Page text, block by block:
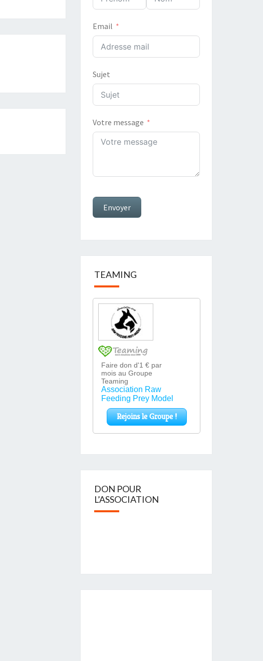
Email
Sujet
Votre message
Envoyer
TEAMING
DON POUR
L’ASSOCIATION